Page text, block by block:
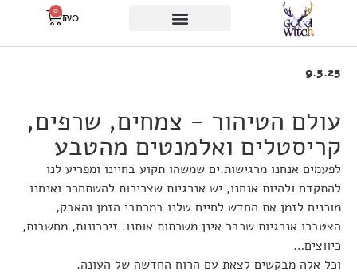
₪0
0
9.5.25
עולם הטיהור - צמחים, שרפים,
קריסטלים ואלמנטים מהטבע
לפעמים אנחנו מרגישות.ים שמשהו תקוע בחיינו ומפריע לנו
להתקדם ולהיות אנחנו, יש אנרגיות שצריכות להשתחרר ואנחנו
מוכנים לזמן את החדש לחיים שלנו במרחבי הזמן והאבק,
הצטברו אנרגיות שכבר אינן משרתות אותנו. זיכרונות, מחשבות,
כיווצים…
וכל אלה מבקשים לצאת עם הרוח החדשה של העונה.